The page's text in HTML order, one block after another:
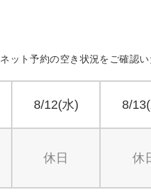
ネット予約の空き状況をご確認い
8/12(水)
休日
8/
休